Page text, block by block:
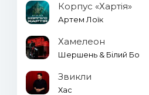
Корпус «Хартія»
Артем Лоїк
Хамелеон
Шершень & Білий Бо
Звикли
Хас